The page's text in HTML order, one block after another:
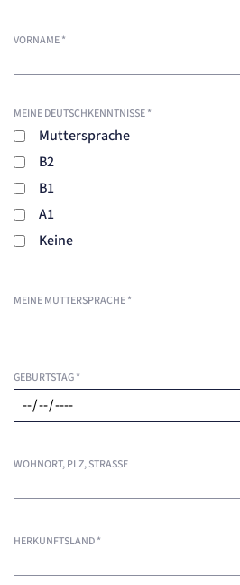
VORNAME*
MEINE DEUTSCHKENNTNISSE*
Muttersprache
B2
B1
A1
Keine
MEINE MUTTERSPRACHE*
GEBURTSTAG*
WOHNORT, PLZ, STRASSE
HERKUNFTSLAND*